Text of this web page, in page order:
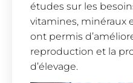
études sur les
vitamines, minéraux
ont permis
reproduction et la
d’élevage.